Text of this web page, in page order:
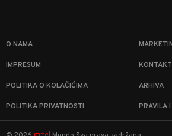
O NAMA
IMPRESUM KONTAKT
POLITIKA O KOLAČIĆIMA ARHIVA
POLITIKA PRIVATNOSTI PRAVILA